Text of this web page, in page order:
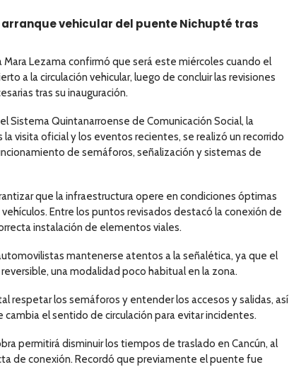
vehicular del puente Nichupté tras
Mara Lezama confirmó que será este miércoles cuando el
a la circulación vehicular, luego de concluir las revisiones
tras su inauguración.
Sistema Quintanarroense de Comunicación Social, la
visita oficial y los eventos recientes, se realizó un recorrido
de semáforos, señalización y sistemas de
que la infraestructura opere en condiciones óptimas
Entre los puntos revisados destacó la conexión de
instalación de elementos viales.
mantenerse atentos a la señalética, ya que el
una modalidad poco habitual en la zona.
respetar los semáforos y entender los accesos y salidas, así
el sentido de circulación para evitar incidentes.
permitirá disminuir los tiempos de traslado en Cancún, al
de conexión. Recordó que previamente el puente fue